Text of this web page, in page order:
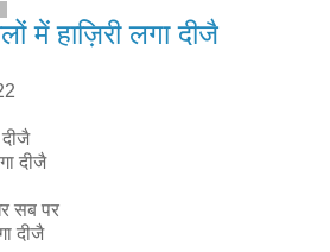
में हाज़िरी लगा दीजै
दीजै
सब पर
दीजै